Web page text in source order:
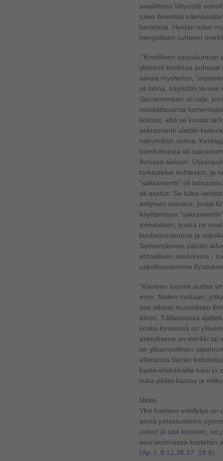
avioliittoon liittyvistä
tulee ilmentää
hedelmiä. Heidän tulee
hengellisen suhteen
["Kristillisen seurakunnan
yleisesti kreikkaa puhuvat
sanaa mysterion ,
oli latina, käytettiin
Sacramentum oli vala,
noudattavansa
kokivat, että se kuvasi
sakramentti alettiin
näkymätön voima.
toimituksesta eli
ihmisen sieluun.
tarkastelun kohteeksi, ja
"sakramentti" oli
oli asetus. Se tulee
erityinen toimitus, jonka
käyttäminen
toimituksiin, koska ne
kuuliaisuutemme ja
Seitsemännen päivän
ehtoollisen asetuksina -
uskollisuutemme
"Kasteen luonne auttaa
eron. Niiden mukaan,
saa aikaan muutoksen
eloon. Tällaisesssa
koska kyseessä on
asetuksena on merkki tai
on yliluonnollinen
elämässä tämän
kaste-ehdokkailla tulisi jo
kuka pitäisi kastaa ja
Usko
Yksi kasteen edellytys on
ainoa pelastuskeino
uskoo ja saa kasteen, on
seurakunnassa kastettiin
(Ap. t. 8:12,36,37; 18:8)